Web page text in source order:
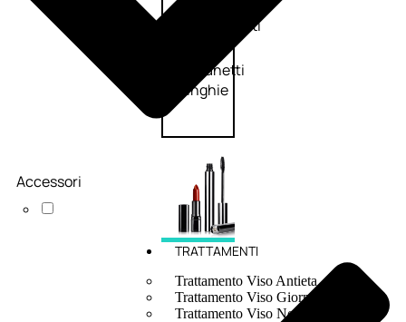
Trattamenti
Cofanetti
unghie
TRATTAMENTI
Trattamento Viso Antieta
Trattamento Viso Giorno
Trattamento Viso Notte
Accessori